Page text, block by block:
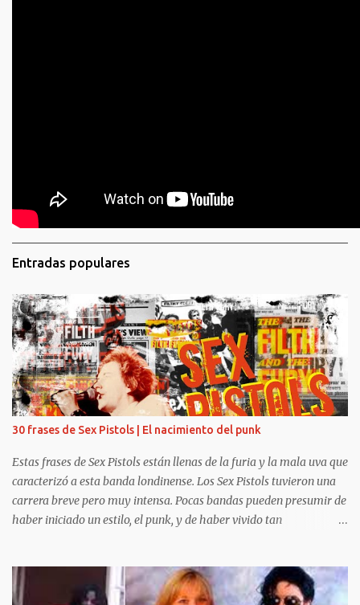
Entradas populares
30 frases de Sex Pistols | El nacimiento del punk
Estas frases de Sex Pistols están llenas de la furia y la mala uva que
caracterizó a esta banda londinense. Los Sex Pistols tuvieron una
carrera breve pero muy intensa. Pocas bandas pueden presumir de
haber iniciado un estilo, el punk, y de haber vivido tan
liarse a insultos con un presentador de televisión), hacerse
famosos por sus conciertos y apariciones en público (que